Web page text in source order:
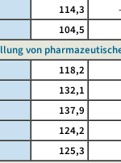
114,3
104,5
von
118,2
132,1
137,9
124,2
125,3